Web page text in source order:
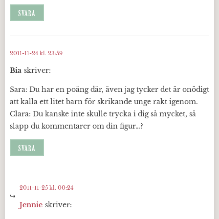
SVARA
Bia skriver:
2011-11-24 kl. 23:59
Sara: Du har en poäng där, även jag tycker det är onödigt
att kalla ett litet barn för skrikande unge rakt igenom.
Clara: Du kanske inte skulle trycka i dig så mycket, så
slapp du kommentarer om din figur…?
SVARA
Jennie skriver:
2011-11-25 kl. 00:24